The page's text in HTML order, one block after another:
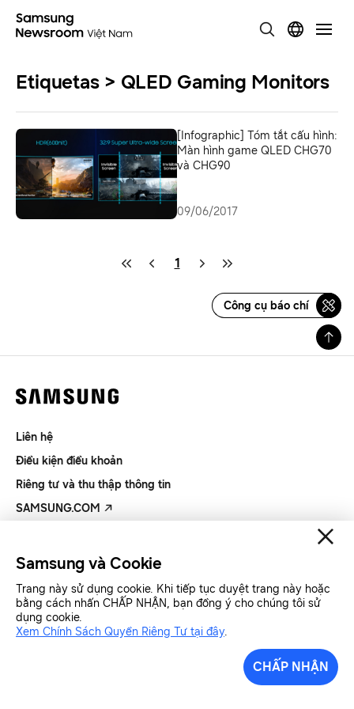
Etiquetas > QLED Gaming Monitors
[Infographic] Tóm tắt cấu hình:
Màn hình game QLED CHG70
và CHG90
09/06/2017
1
Công cụ báo chí
Liên hệ
Điều kiện điều khoản
Riêng tư và thu thập thông tin
SAMSUNG.COM
Samsung Việt Nam Samsung Xin chào
Samsung và Cookie
Trang này sử dụng cookie. Khi tiếp tục duyệt trang này hoặc
bằng cách nhấn CHẤP NHẬN, bạn đồng ý cho chúng tôi sử
dụng cookie.
Xem Chính Sách Quyền Riêng Tư tại đây.
CHẤP NHẬN